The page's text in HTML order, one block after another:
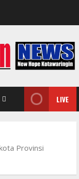
LIVE
Provinsi